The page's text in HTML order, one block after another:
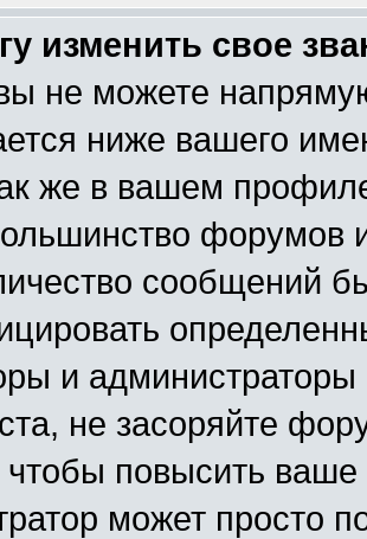
изменить свое
не можете
ниже вашего
же в вашем
форумов
сообщений
и
не засоряйте
чтобы повысить
может просто